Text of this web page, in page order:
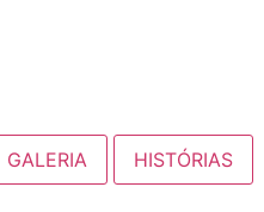
GALERIA HISTÓRIAS